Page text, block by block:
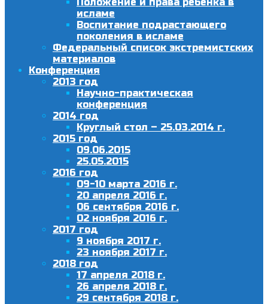
исламе
Воспитание подрастающего
поколения в исламе
Федеральный список экстремистских
материалов
Конференция
2013 год
Научно-практическая
конференция
2014 год
Круглый стол – 25.03.2014 г.
2015 год
09.06.2015
25.05.2015
2016 год
09-10 марта 2016 г.
20 апреля 2016 г.
06 сентября 2016 г.
02 ноября 2016 г.
2017 год
9 ноября 2017 г.
23 ноября 2017 г.
2018 год
17 апреля 2018 г.
26 апреля 2018 г.
29 сентября 2018 г.